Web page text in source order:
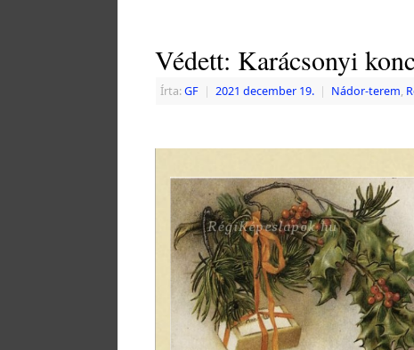
Védett: Karácsonyi
Írta:GF | 2021 december 19. | Nádor-terem,